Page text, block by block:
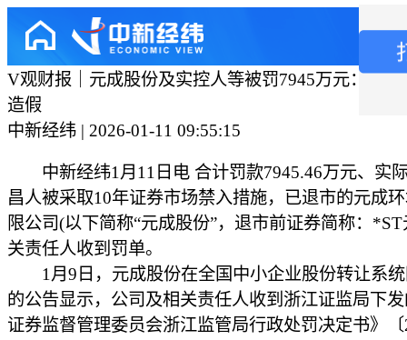
V观财报｜元成股份及实控人等被罚7945万元：连续
造假
中新经纬 | 2026-01-11 09:55:15
中新经纬1月11日电 合计罚款7945.46万元、实
昌人被采取10年证券市场禁入措施，已退市的元成
限公司(以下简称“元成股份”，退市前证券简称：
关责任人收到罚单。
1月9日，元成股份在全国中小企业股份转让系统
的公告显示，公司及相关责任人收到浙江证监局下
证券监督管理委员会浙江监管局行政处罚决定书》〔